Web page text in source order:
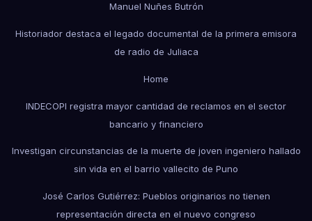
Manuel Nuñes Butrón
Historiador destaca el legado documental de la primera emisora
de radio de Juliaca
Home
INDECOPI registra mayor cantidad de reclamos en el sector
bancario y financiero
Investigan circunstancias de la muerte de joven ingeniero hallado
sin vida en el barrio vallecito de Puno
José Carlos Gutiérrez: Pueblos originarios no tienen
representación directa en el nuevo congreso